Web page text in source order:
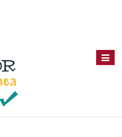
Toggle